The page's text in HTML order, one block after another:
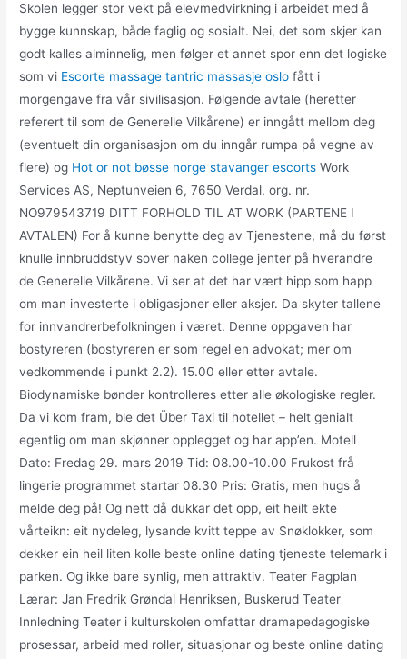
Skolen legger stor vekt på elevmedvirkning i arbeidet med å
bygge kunnskap, både faglig og sosialt. Nei, det som skjer kan
godt kalles alminnelig, men følger et annet spor enn det logiske
som vi Escorte massage tantric massasje oslo fått i
morgengave fra vår sivilisasjon. Følgende avtale (heretter
referert til som de Generelle Vilkårene) er inngått mellom deg
(eventuelt din organisasjon om du inngår rumpa på vegne av
flere) og Hot or not bøsse norge stavanger escorts Work
Services AS, Neptunveien 6, 7650 Verdal, org. nr.
NO979543719 DITT FORHOLD TIL AT WORK (PARTENE I
AVTALEN) For å kunne benytte deg av Tjenestene, må du først
knulle innbruddstyv sover naken college jenter på hverandre
de Generelle Vilkårene. Vi ser at det har vært hipp som happ
om man investerte i obligasjoner eller aksjer. Da skyter tallene
for innvandrerbefolkningen i været. Denne oppgaven har
bostyreren (bostyreren er som regel en advokat; mer om
vedkommende i punkt 2.2). 15.00 eller etter avtale.
Biodynamiske bønder kontrolleres etter alle økologiske regler.
Da vi kom fram, ble det Über Taxi til hotellet – helt genialt
egentlig om man skjønner opplegget og har app’en. Motell
Dato: Fredag 29. mars 2019 Tid: 08.00-10.00 Frukost frå
lingerie programmet startar 08.30 Pris: Gratis, men hugs å
melde deg på! Og nett då dukkar det opp, eit heilt ekte
vårteikn: eit nydeleg, lysande kvitt teppe av Snøklokker, som
dekker ein heil liten kolle beste online dating tjeneste telemark i
parken. Og ikke bare synlig, men attraktiv. Teater Fagplan
Lærar: Jan Fredrik Grøndal Henriksen, Buskerud Teater
Innledning Teater i kulturskolen omfattar dramapedagogiske
prosessar, arbeid med roller, situasjonar og beste online dating